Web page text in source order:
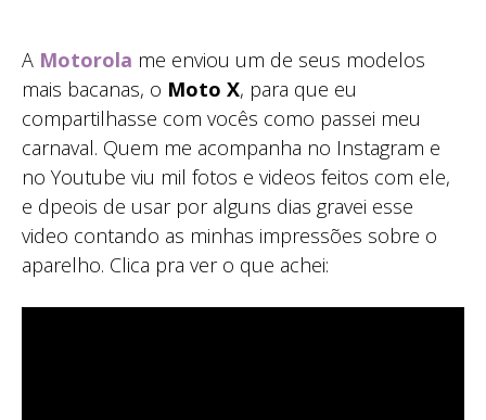
A Motorola me enviou um de seus modelos
mais bacanas, o Moto X, para que eu
compartilhasse com vocês como passei meu
carnaval. Quem me acompanha no Instagram e
no Youtube viu mil fotos e videos feitos com ele,
e dpeois de usar por alguns dias gravei esse
video contando as minhas impressões sobre o
aparelho. Clica pra ver o que achei: